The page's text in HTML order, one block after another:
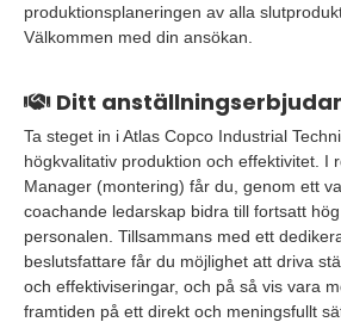
produktionsplaneringen av alla
Välkommen med din ansökan.
Ditt
Ta steget in i Atlas Copco Industrial
högkvalitativ produktion och effektivitet. I
Manager (montering) får du, genom ett
coachande ledarskap bidra till fortsatt
personalen. Tillsammans med ett
beslutsfattare får du möjlighet att driva
och effektiviseringar, och på så vis vara
framtiden på ett direkt och meningsfullt